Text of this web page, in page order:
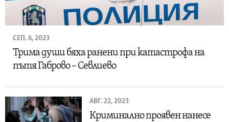
СЕП. 6, 2023
Трима души бяха ранени при катастрофа на
пътя Габрово – Севлиево
АВГ. 22, 2023
Криминално проявен нанесе